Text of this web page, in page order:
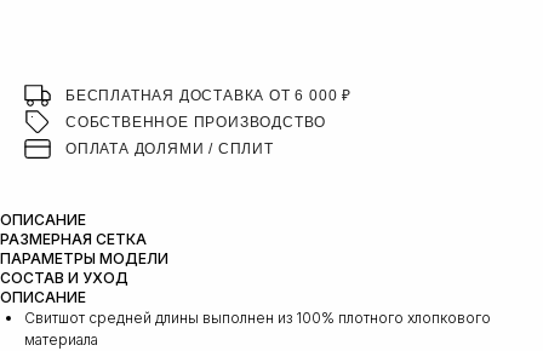
БЕСПЛАТНАЯ ДОСТАВКА ОТ 6 000 ₽
СОБСТВЕННОЕ ПРОИЗВОДСТВО
ОПЛАТА ДОЛЯМИ / СПЛИТ
ОПИСАНИЕ
РАЗМЕРНАЯ СЕТКА
ПАРАМЕТРЫ МОДЕЛИ
СОСТАВ И УХОД
ОПИСАНИЕ
Свитшот средней длины выполнен из 100% плотного хлопкового
материала